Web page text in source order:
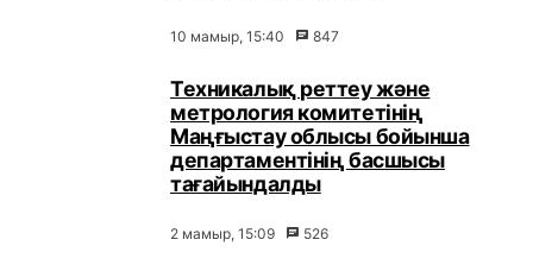
10 мамыр, 15:40 847
Техникалық реттеу және
метрология комитетінің
Маңғыстау облысы бойынша
департаментінің басшысы
тағайындалды
2 мамыр, 15:09 526